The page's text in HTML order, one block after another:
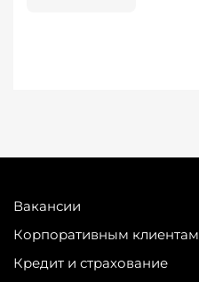
Вакансии
Корпоративным клиентам
Кредит и страхование